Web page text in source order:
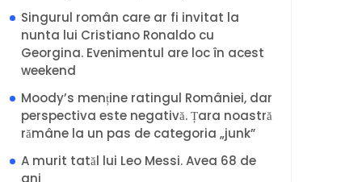
Singurul român care ar fi invitat la
nunta lui Cristiano Ronaldo cu
Georgina. Evenimentul are loc în acest
weekend
Moody’s menține ratingul României, dar
perspectiva este negativă. Țara noastră
rămâne la un pas de categoria „junk”
A murit tatăl lui Leo Messi. Avea 68 de